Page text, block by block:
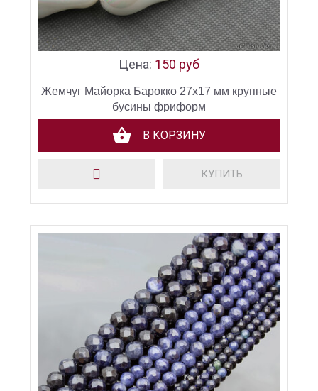
Цена: 150 руб
Жемчуг Майорка Барокко 27х17 мм крупные
бусины фриформ
В КОРЗИНУ
КУПИТЬ